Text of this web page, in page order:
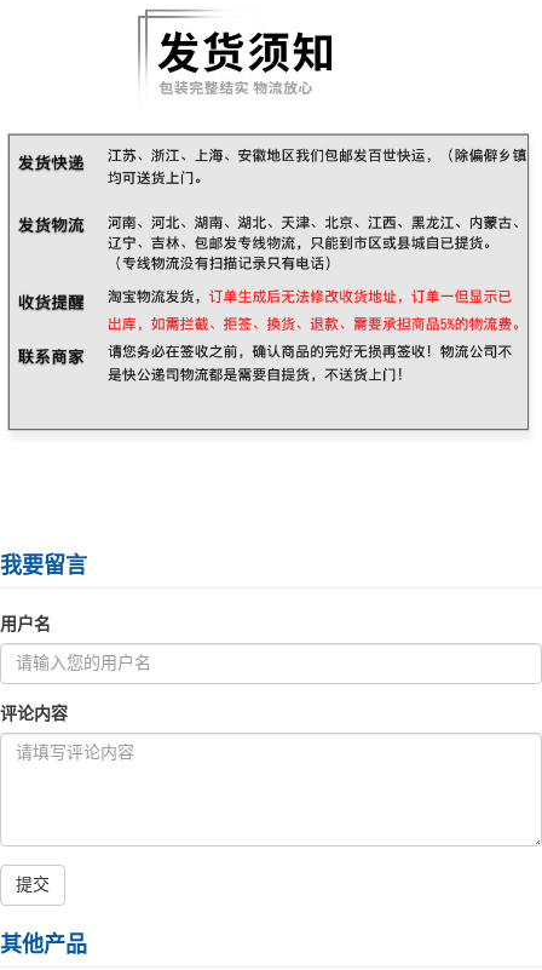
我要留言
用户名
评论内容
提交
其他产品